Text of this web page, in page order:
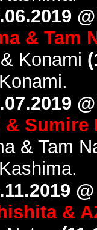
& Tam
Konami
& Sumire
& Tam
&